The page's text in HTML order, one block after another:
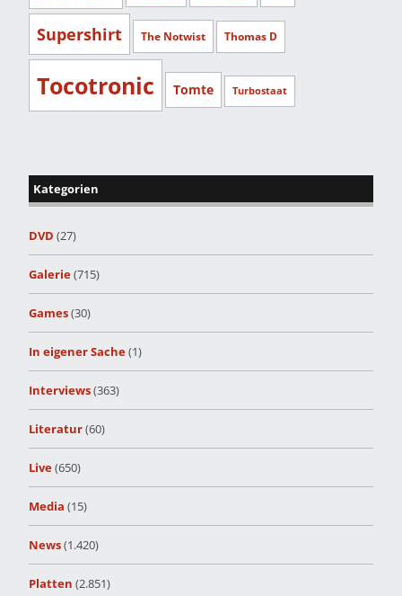
Supershirt The Notwist Thomas D
Tocotronic Tomte Turbostaat
Kategorien
DVD (27)
Galerie(715)
Games(30)
In eigener Sache(1)
Interviews(363)
Literatur(60)
Live(650)
Media (15)
News(1.420)
Platten (2.851)